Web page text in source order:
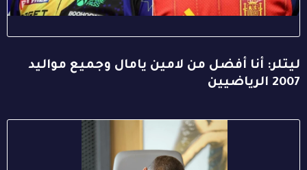
ليتلر: أنا أفضل من لامين يامال وجميع مواليد
2007 الرياضيين